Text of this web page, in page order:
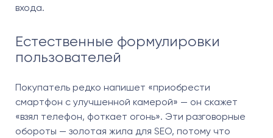
входа.
Естественные формулировки
пользователей
Покупатель редко напишет «приобрести
смартфон с улучшенной камерой» — он скажет
«взял телефон, фоткает огонь». Эти разговорные
обороты — золотая жила для SEO, потому что